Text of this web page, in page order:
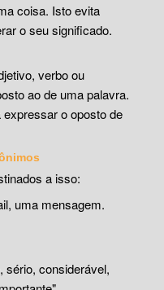
coisa. Isto evita
o seu significado.
verbo ou
ao de uma palavra.
o oposto de
a isso:
uma mensagem.
sério, considerável,